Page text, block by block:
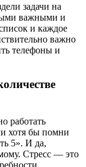
задачи на
важными и
и каждое
важно
телефоны и
работать
хотя бы помни
5». И да,
Стресс — это